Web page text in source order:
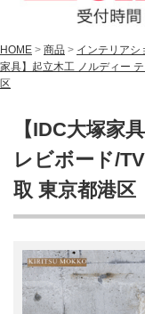
HOME > 商品 > インテリアシ
家具】起立木工 ノルディー
区
【IDC大塚家
レビボード/
取 東京都港区